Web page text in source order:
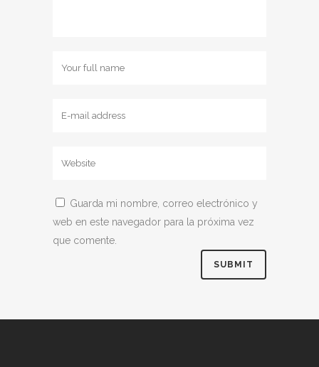
Guarda mi nombre, correo electrónico y
web en este navegador para la próxima vez
que comente.